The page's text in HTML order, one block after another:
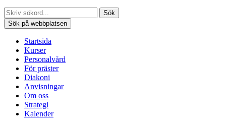
Sök
Sök på webbplatsen
Startsida
Kurser
Personalvård
För präster
Diakoni
Anvisningar
Om oss
Strategi
Kalender